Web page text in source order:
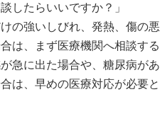
したらいいですか？」
の強いしびれ、発熱、傷の悪
は、まず医療機関へ相談する
急に出た場合や、糖尿病があ
は、早めの医療対応が必要と